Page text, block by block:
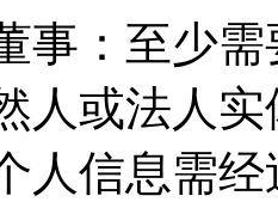
：至少需
人或法人
人信息需